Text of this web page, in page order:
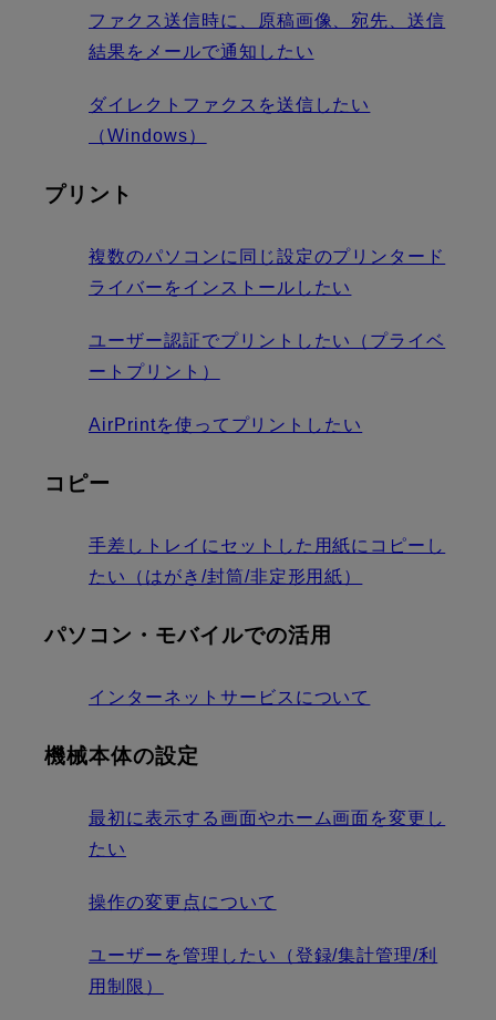
ファクス送信時に、原稿画像、宛先、送信
結果をメールで通知したい
ダイレクトファクスを送信したい
（Windows）
プリント
複数のパソコンに同じ設定のプリンタード
ライバーをインストールしたい
ユーザー認証でプリントしたい（プライベ
ートプリント）
AirPrintを使ってプリントしたい
コピー
手差しトレイにセットした用紙にコピーし
たい（はがき/封筒/非定形用紙）
パソコン・モバイルでの活用
インターネットサービスについて
機械本体の設定
最初に表示する画面やホーム画面を変更し
たい
操作の変更点について
ユーザーを管理したい（登録/集計管理/利
用制限）